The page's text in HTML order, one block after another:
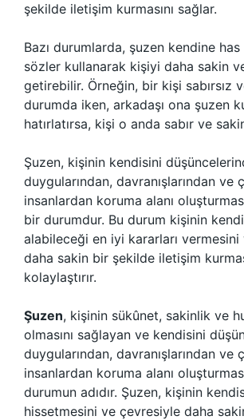
şekilde iletişim kurmasını sağlar.
Bazı durumlarda, şuzen kendine
sözler kullanarak kişiyi daha sakin
getirebilir. Örneğin, bir kişi sabırsız
durumda iken, arkadaşı ona şuzen
hatırlatırsa, kişi o anda sabır ve
Şuzen, kişinin kendisini
duygularından, davranışlarından ve
insanlardan koruma alanı
bir durumdur. Bu durum kişinin
alabileceği en iyi kararları
daha sakin bir şekilde iletişim
kolaylaştırır.
Şuzen, kişinin sükûnet, sakinlik ve
olmasını sağlayan ve kendisini
duygularından, davranışlarından ve
insanlardan koruma alanı
durumun adıdır. Şuzen, kişinin
hissetmesini ve çevresiyle daha